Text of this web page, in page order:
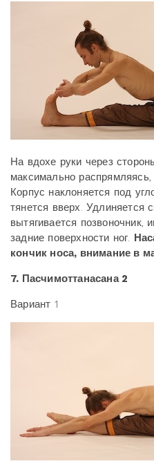
На вдохе руки через
максимально
Корпус наклоняется под
тянется вверх. Удлиняется
вытягивается позвоночник,
задние поверхности ног.
кончик носа, внимание в
7. Пасчимоттанасана 2
Вариант 1